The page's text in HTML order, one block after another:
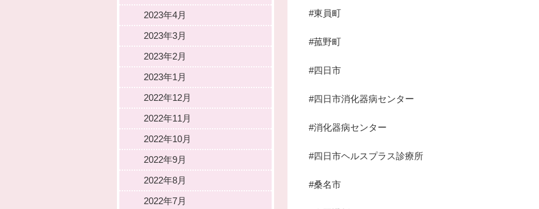
#東員町
#菰野町
#四日市
#四日市消化器病センター
#消化器病センター
#四日市ヘルスプラス診療所
#桑名市
2023年4月
2023年3月
2023年2月
2023年1月
2022年12月
2022年11月
2022年10月
2022年9月
2022年8月
2022年7月